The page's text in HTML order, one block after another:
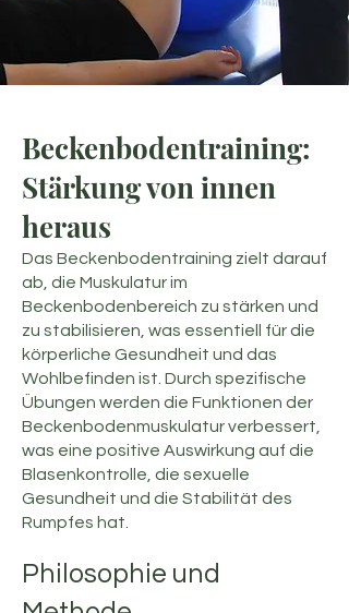
Beckenbodentraining:
Stärkung von innen
heraus
Das Beckenbodentraining zielt darauf
ab, die Muskulatur im
Beckenbodenbereich zu stärken und
zu stabilisieren, was essentiell für die
körperliche Gesundheit und das
Wohlbefinden ist. Durch spezifische
Übungen werden die Funktionen der
Beckenbodenmuskulatur verbessert,
was eine positive Auswirkung auf die
Blasenkontrolle, die sexuelle
Gesundheit und die Stabilität des
Rumpfes hat.
Philosophie und